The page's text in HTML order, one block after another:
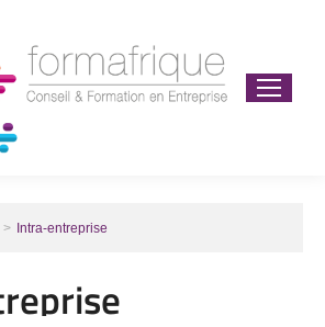
Intra-entreprise